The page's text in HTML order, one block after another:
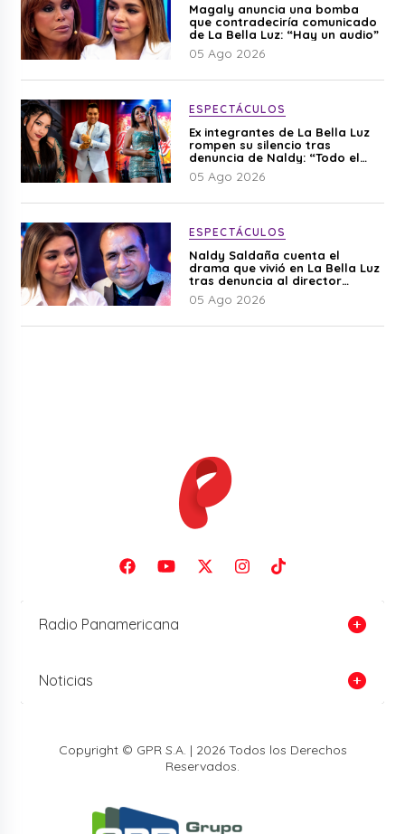
Magaly anuncia una bomba
que contradeciría comunicado
de La Bella Luz: “Hay un audio”
05 Ago 2026
ESPECTÁCULOS
Ex integrantes de La Bella Luz
rompen su silencio tras
denuncia de Naldy: “Todo el
mundo lo sabía”
05 Ago 2026
ESPECTÁCULOS
Naldy Saldaña cuenta el
drama que vivió en La Bella Luz
tras denuncia al director
musical: “No me parece justo”
05 Ago 2026
Radio Panamericana
Noticias
Copyright © GPR S.A. | 2026 Todos los Derechos
Reservados.